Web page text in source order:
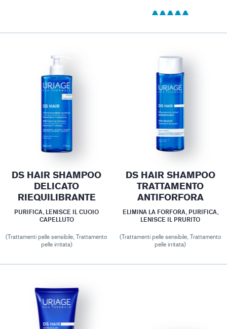
DS HAIR SHAMPOO
DELICATO
RIEQUILIBRANTE
PURIFICA, LENISCE IL CUOIO
CAPELLUTO
(Trattamenti pelle sensibile, Trattamento
pelle irritata)
DS HAIR SHAMPOO
TRATTAMENTO
ANTIFORFORA
ELIMINA LA FORFORA, PURIFICA,
LENISCE IL PRURITO
(Trattamenti pelle sensibile, Trattamento
pelle irritata)